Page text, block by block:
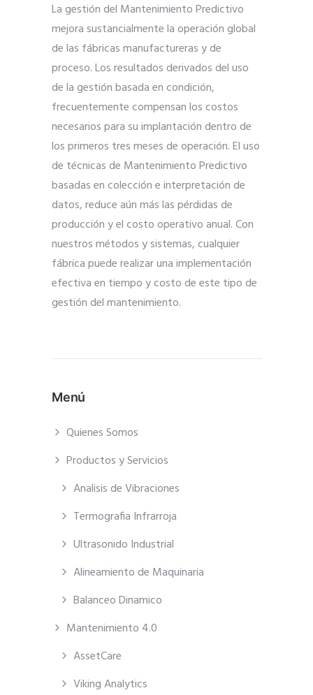
La gestión del Mantenimiento Predictivo
mejora sustancialmente la operación global
de las fábricas manufactureras y de
proceso. Los resultados derivados del uso
de la gestión basada en condición,
frecuentemente compensan los costos
necesarios para su implantación dentro de
los primeros tres meses de operación. El uso
de técnicas de Mantenimiento Predictivo
basadas en colección e interpretación de
datos, reduce aún más las pérdidas de
producción y el costo operativo anual. Con
nuestros métodos y sistemas, cualquier
fábrica puede realizar una implementación
efectiva en tiempo y costo de este tipo de
gestión del mantenimiento.
Menú
Quienes Somos
Productos y Servicios
Analisis de Vibraciones
Termografia Infrarroja
Ultrasonido Industrial
Alineamiento de Maquinaria
Balanceo Dinamico
Mantenimiento 4.0
AssetCare
Viking Analytics